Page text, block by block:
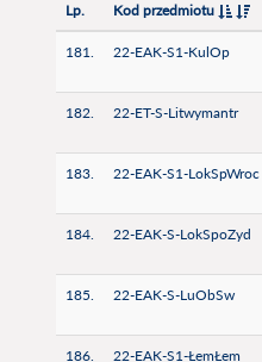
Lp. Kod przedmiotu
181. 22-EAK-S1-KulOp
182. 22-ET-S-Litwymantr
183. 22-EAK-S1-LokSpWroc
184. 22-EAK-S-LokSpoZyd
185. 22-EAK-S-LuObSw
186. 22-EAK-S1-ŁemŁem